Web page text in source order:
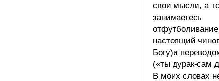
свои мысли, а
занимаетесь
настоящий
Богу)и
(«ты дурак-сам
В моих словах